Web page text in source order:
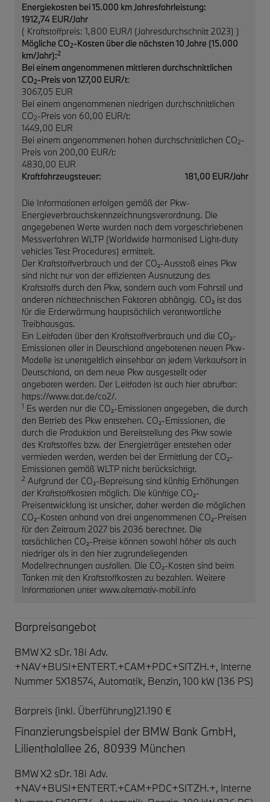
Energiekosten bei 15.000 km Jahresfahrleistung:
1912,74 EUR/Jahr
( Kraftstoffpreis: 1,800 EUR/l (Jahresdurchschnitt 2023) )
Mögliche CO2-Kosten über die nächsten 10 Jahre (15.000
km/Jahr):2
Bei einem angenommenen mittleren durchschnittlichen
CO2-Preis von 127,00 EUR/t:
3067,05 EUR
Bei einem angenommenen niedrigen durchschnittlichen
CO2-Preis von 60,00 EUR/t:
1449,00 EUR
Bei einem angenommenen hohen durchschnittlichen CO2-
Preis von 200,00 EUR/t:
4830,00 EUR
Kraftfahrzeugsteuer:
181,00 EUR/Jahr
Die Informationen erfolgen gemäß der Pkw-
Energieverbrauchskennzeichnungsverordnung. Die
angegebenen Werte wurden nach dem vorgeschriebenen
Messverfahren WLTP (Worldwide harmonised Light-duty
vehicles Test Procedures) ermittelt.
Der Kraftstoffverbrauch und der CO₂-Ausstoß eines Pkw
sind nicht nur von der effizienten Ausnutzung des
Kraftstoffs durch den Pkw, sondern auch vom Fahrstil und
anderen nichttechnischen Faktoren abhängig. CO₂ ist das
für die Erderwärmung hauptsächlich verantwortliche
Treibhausgas.
Ein Leitfaden über den Kraftstoffverbrauch und die CO₂-
Emissionen aller in Deutschland angebotenen neuen Pkw-
Modelle ist unentgeltlich einsehbar an jedem Verkaufsort in
Deutschland, an dem neue Pkw ausgestellt oder
angeboten werden. Der Leitfaden ist auch hier abrufbar:
https://www.dat.de/co2/.
1 Es werden nur die CO₂-Emissionen angegeben, die durch
den Betrieb des Pkw entstehen. CO₂-Emissionen, die
durch die Produktion und Bereitstellung des Pkw sowie
des Kraftstoffes bzw. der Energieträger entstehen oder
vermieden werden, werden bei der Ermittlung der CO₂-
Emissionen gemäß WLTP nicht berücksichtigt.
2 Aufgrund der CO₂-Bepreisung sind künftig Erhöhungen
der Kraftstoffkosten möglich. Die künftige CO₂-
Preisentwicklung ist unsicher, daher werden die möglichen
CO₂-Kosten anhand von drei angenommenen CO₂-Preisen
für den Zeitraum 2027 bis 2036 berechnet. Die
tatsächlichen CO₂-Preise können sowohl höher als auch
niedriger als in den hier zugrundeliegenden
Modellrechnungen ausfallen. Die CO₂-Kosten sind beim
Tanken mit den Kraftstoffkosten zu bezahlen. Weitere
Informationen unter www.alternativ-mobil.info
Barpreisangebot
BMW X2 sDr. 18i Adv.
+NAV+BUSI+ENTERT.+CAM+PDC+SITZH.+, Interne
Nummer 5X18574, Automatik, Benzin, 100 kW (136 PS)
Barpreis (inkl. Überführung)21.190 €
Finanzierungsbeispiel der BMW Bank GmbH,
Lilienthalallee 26, 80939 München
BMW X2 sDr. 18i Adv.
+NAV+BUSI+ENTERT.+CAM+PDC+SITZH.+, Interne